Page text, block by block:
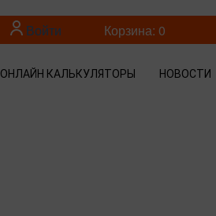
Войти Корзина: 0
ОНЛАЙН КАЛЬКУЛЯТОРЫ НОВОСТИ